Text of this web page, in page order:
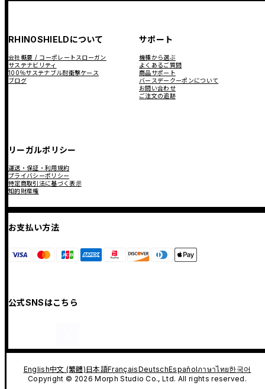
RHINOSHIELDについて
会社概要 / コーポレートスローガン
サステナビリティ
100％サステナブル耐衝撃ケース
ブログ
サポート
機種から選ぶ
よくあるご質問
商品サポート
バースデークーポンについて
お問い合わせ
ご注文の追跡
リーガルポリシー
運送・保証・利用規約
プライバシーポリシー
特定商取引法に基づく表示
知的財産権
お支払い方法
公式SNSはこちら
English中文 (繁體)日本語FrançaisDeutschEspañolภาษาไทย한국어
Copyright © 2026 Morph Studio Co., Ltd. All rights reserved.